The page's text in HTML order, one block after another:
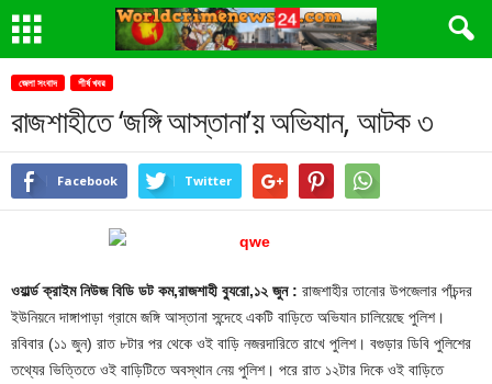
জেলা সংবাদ শীর্ষ খবর
রাজশাহীতে ‘জঙ্গি আস্তানা’য় অভিযান, আটক ৩
Facebook Twitter
ওয়ার্ল্ড ক্রাইম নিউজ বিডি ডট কম,রাজশাহী ব্যুরো,১২ জুন : রাজশাহীর তানোর উপজেলার পাঁচন্দর
ইউনিয়নে দাঙ্গাপাড়া গ্রামে জঙ্গি আস্তানা সন্দেহে একটি বাড়িতে অভিযান চালিয়েছে পুলিশ।
রবিবার (১১ জুন) রাত ৮টার পর থেকে ওই বাড়ি নজরদারিতে রাখে পুলিশ। বগুড়ার ডিবি পুলিশের
তথ্যের ভিত্তিতে ওই বাড়িটিতে অবস্থান নেয় পুলিশ। পরে রাত ১২টার দিকে ওই বাড়িতে